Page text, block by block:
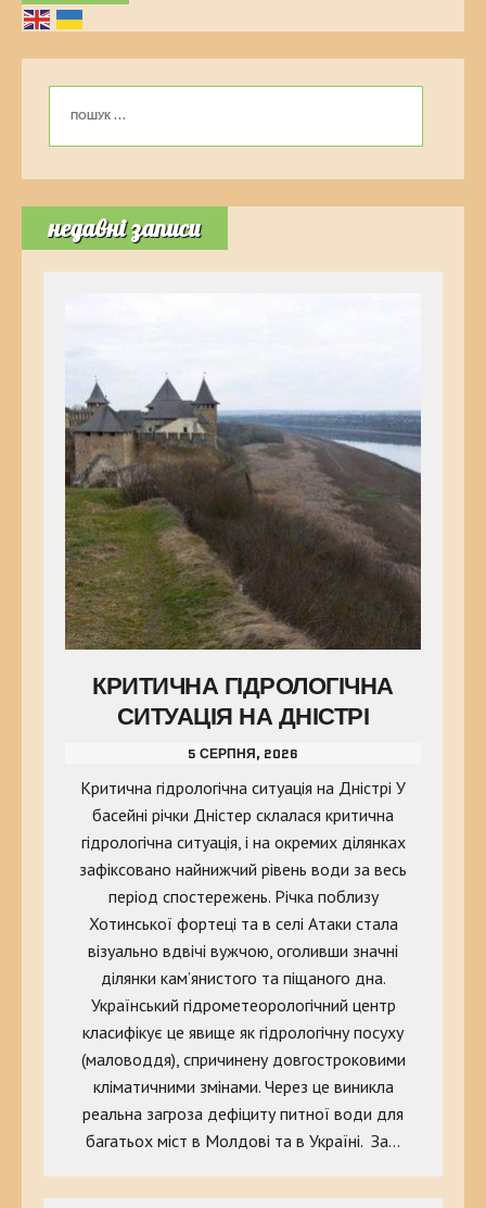
недавні записи
КРИТИЧНА ГІДРОЛОГІЧНА
СИТУАЦІЯ НА ДНІСТРІ
5 СЕРПНЯ, 2026
Критична гідрологічна ситуація на Дністрі У
басейні річки Дністер склалася критична
гідрологічна ситуація, і на окремих ділянках
зафіксовано найнижчий рівень води за весь
період спостережень. Річка поблизу
Хотинської фортеці та в селі Атаки стала
візуально вдвічі вужчою, оголивши значні
ділянки кам’янистого та піщаного дна.
Український гідрометеорологічний центр
класифікує це явище як гідрологічну посуху
(маловоддя), спричинену довгостроковими
кліматичними змінами. Через це виникла
реальна загроза дефіциту питної води для
багатьох міст в Молдові та в Україні. За…